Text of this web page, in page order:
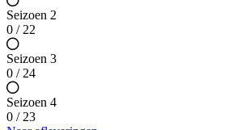
Seizoen 2
0 / 22
Seizoen 3
0 / 24
Seizoen 4
0 / 23